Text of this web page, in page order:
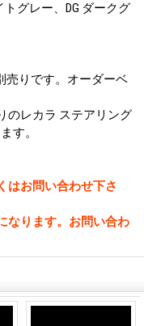
グレー、DG ダークグ
売りです。オーダーベ
のレカラ ステアリング
す。
はお問い合わせ下さ
なります。お問い合わ